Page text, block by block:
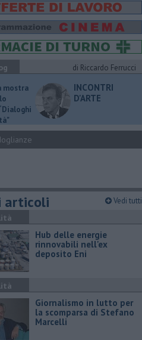
di Riccardo Ferrucci
mostra
INCONTRI
D'ARTE
articoli Vedi tutti
Hub delle energie
rinnovabili nell'ex
deposito Eni
Giornalismo in lutto per
la scomparsa di Stefano
Marcelli